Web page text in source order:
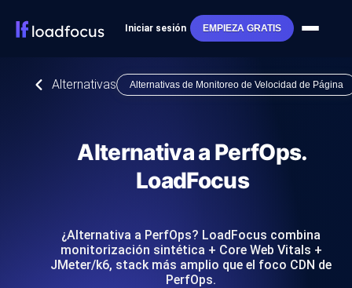
Iniciar sesión EMPIEZA GRATIS
Alternativas Alternativas de Monitoreo de Velocidad de Página
Alternativa a PerfOps.
LoadFocus
¿Alternativa a PerfOps? LoadFocus combina
monitorización sintética + Core Web Vitals +
JMeter/k6, stack más amplio que el foco CDN de
PerfOps.